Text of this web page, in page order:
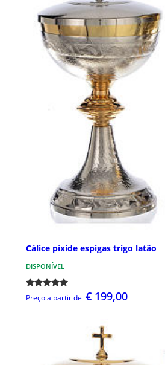
Cálice píxide espigas trigo latão
DISPONÍVEL
Preço a partir de € 199,00